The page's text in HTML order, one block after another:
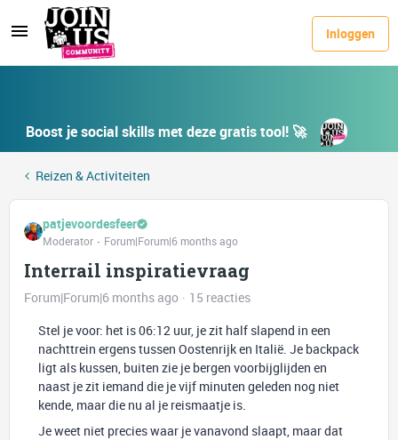
Inloggen
Boost je social skills met deze gratis tool! 🚀
Reizen & Activiteiten
patjevoordesfeer
Moderator Forum|Forum|6 months ago
Interrail inspiratievraag
Forum|Forum|6 months ago
15 reacties
Stel je voor: het is 06:12 uur, je zit half slapend in een
nachttrein ergens tussen Oostenrijk en Italië. Je backpack
ligt als kussen, buiten zie je bergen voorbijglijden en
naast je zit iemand die je vijf minuten geleden nog niet
kende, maar die nu al je reismaatje is.
Je weet niet precies waar je vanavond slaapt, maar dat